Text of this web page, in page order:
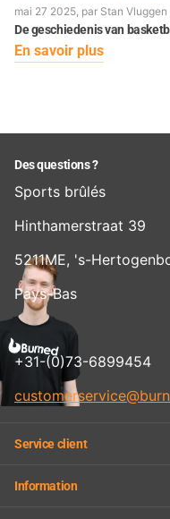
mai 27 2025, par Stan Vluggen
De geschiedenis van
En savoir plus
Des questions ?
Sports brûlés
Hinthamerstraat 39
5211ME, 's-
Pays-Bas
+31-(0)73-6899454
Service client
Information